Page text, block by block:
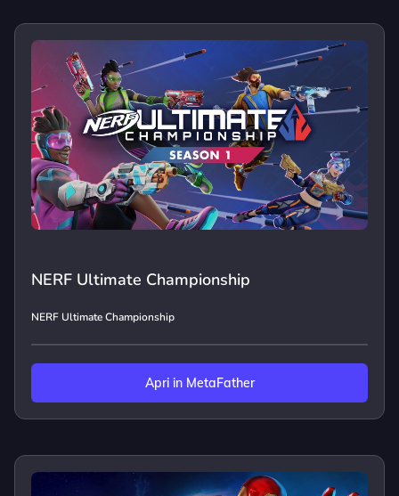
NERF Ultimate Championship
NERF Ultimate Championship
Apri in MetaFather